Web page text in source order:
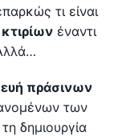
τι είναι
έναντι
πράσινων
των
δημιουργία